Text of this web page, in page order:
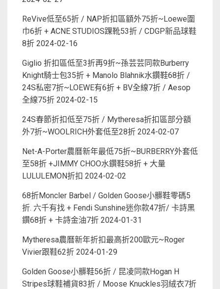
ReVive低至65折 / NAP折扣區額外75折~Loewe圍
巾6折 + ACNE STUDIOS踝靴53折 / CDGP新品球鞋
8折 2024-02-16
Giglio 折扣區低至3折再9折~孫芸芸同款Burberry
Knight騎士包35折 + Manolo Blahnik水鑽鞋68折 /
24S私密7折~LOEWE有6折 + BV全線7折 / Aesop
全線75折 2024-02-15
24S春節折扣低至75折 / Mytheresa折扣區部分額
外7折~WOOLRICH外套低至28折 2024-02-07
Net-A-Porter農曆新年最低75折~BURBERRY外套低
至58折 +JIMMY CHOO水鑽鞋58折 + 大量
LULULEMON折扣 2024-02-02
68折Moncler Barbel / Golden Goose小髒鞋零碼5
折. 六千有找 + Fendi Sunshine迷你款47折/ 卡詩黑
鑽68折 + 卡詩金油7折 2024-01-31
Mytheresa農曆新年折扣最高折200歐元~Roger
Vivier跟鞋62折 2024-01-29
Golden Goose小髒鞋56折 / 昆凌同款Hogan H
Stripes球鞋補貨83折 / Moose Knuckles羽絨衣7折